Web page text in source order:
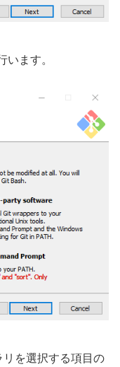
います。
を選択する項目の